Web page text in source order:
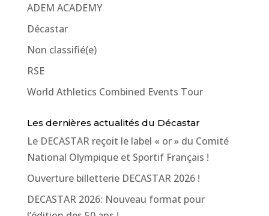
ADEM ACADEMY
Décastar
Non classifié(e)
RSE
World Athletics Combined Events Tour
Les dernières actualités du Décastar
Le DECASTAR reçoit le label « or » du Comité
National Olympique et Sportif Français !
Ouverture billetterie DECASTAR 2026 !
DECASTAR 2026: Nouveau format pour